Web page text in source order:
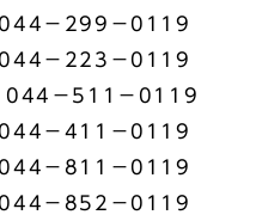
044－299－0119
044－223－0119
－511－0119
044－411－0119
－811－0119
044－852－0119